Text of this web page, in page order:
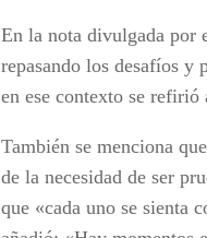
En la nota divulgada por
repasando los desafíos y
en ese contexto se refirió
También se menciona
de la necesidad de ser
que «cada uno se sienta